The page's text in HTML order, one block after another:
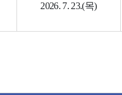
2026. 7. 23.(목)